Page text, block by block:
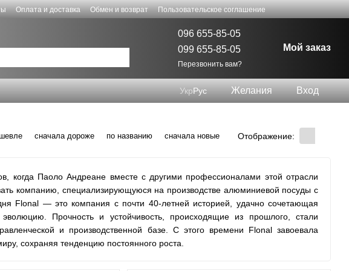
Оплата и доставка Обмен и возврат
Пользовательское соглашение
096 655-85-05
099 655-85-05
Перезвонить вам?
Мой заказ
УкрРус Желания Вход
сначала дороже по названию сначала новые Отображение:
когда Паоло Андреане вместе с другими профессионалами этой отрасли
компанию, специализирующуюся на производстве алюминиевой посуды с
Flonal — это компания с почти 40-летней историей, удачно сочетающая
Прочность и устойчивость, происходящие из прошлого, стали
и производственной базе. С этого времени Flonal завоевала
сохраняя тенденцию постоянного роста.